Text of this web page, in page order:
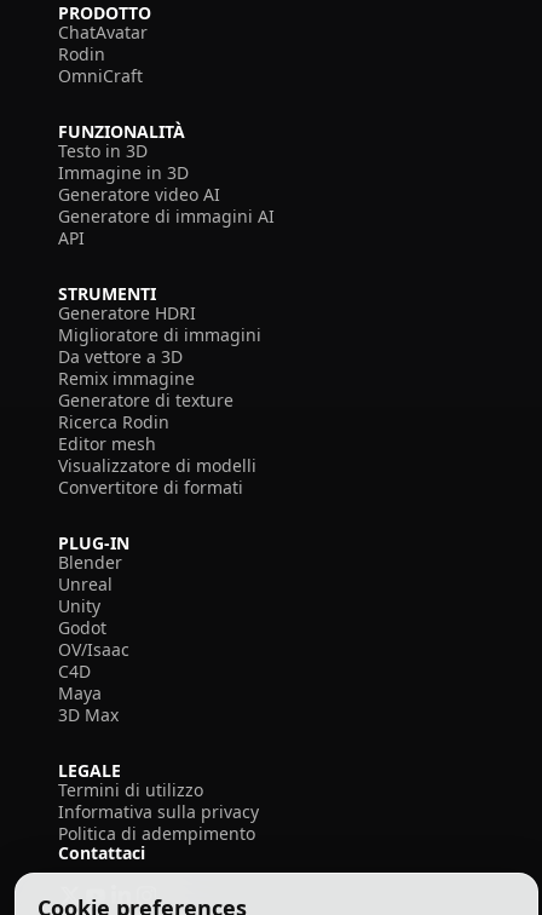
Cookie preferences
PRODOTTO
ChatAvatar
Rodin
OmniCraft
FUNZIONALITÀ
Testo in 3D
Immagine in 3D
Generatore video AI
Generatore di immagini AI
API
STRUMENTI
Generatore HDRI
Miglioratore di immagini
Da vettore a 3D
Remix immagine
Generatore di texture
Ricerca Rodin
Editor mesh
Visualizzatore di modelli
Convertitore di formati
PLUG-IN
Blender
Unreal
Unity
Godot
OV/Isaac
C4D
Maya
3D Max
LEGALE
Termini di utilizzo
Informativa sulla privacy
Politica di adempimento
Contattaci